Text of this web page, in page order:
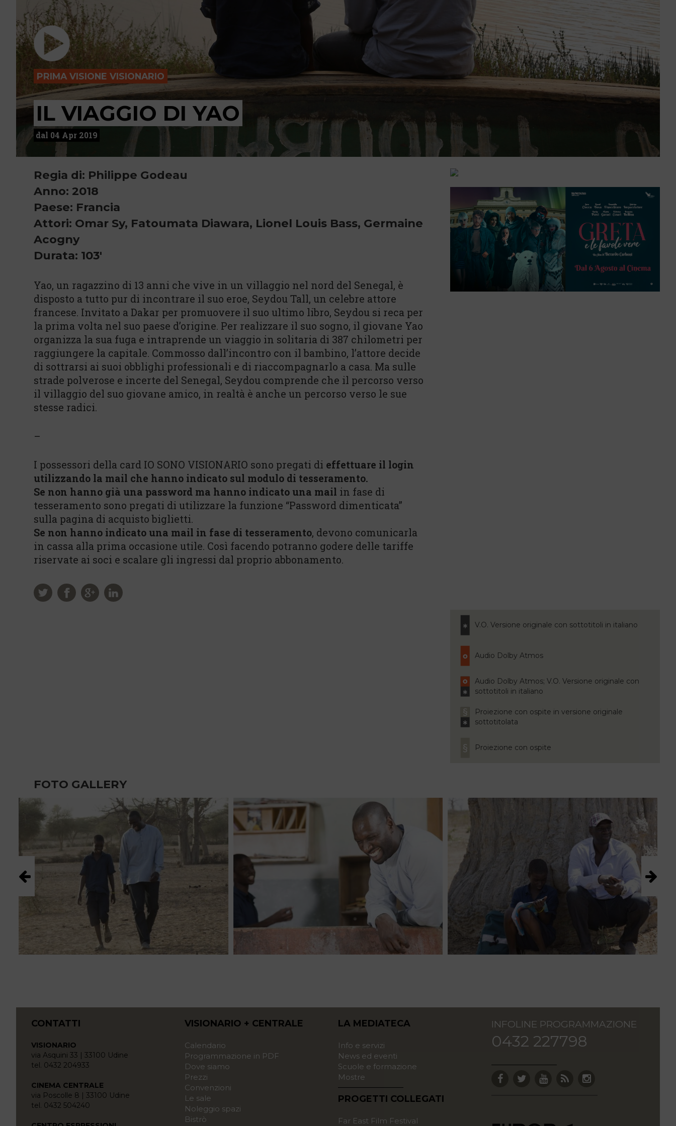
PRIMA VISIONE VISIONARIO
IL VIAGGIO DI YAO
dal 04 Apr 2019
Regia di: Philippe Godeau
Anno: 2018
Paese: Francia
Attori: Omar Sy, Fatoumata Diawara, Lionel Louis Bass, Germaine
Acogny
Durata: 103'
Yao, un ragazzino di 13 anni che vive in un villaggio nel nord del Senegal, è
disposto a tutto pur di incontrare il suo eroe, Seydou Tall, un celebre attore
francese. Invitato a Dakar per promuovere il suo ultimo libro, Seydou si reca per
la prima volta nel suo paese d’origine. Per realizzare il suo sogno, il giovane Yao
organizza la sua fuga e intraprende un viaggio in solitaria di 387 chilometri per
raggiungere la capitale. Commosso dall’incontro con il bambino, l’attore decide
di sottrarsi ai suoi obblighi professionali e di riaccompagnarlo a casa. Ma sulle
strade polverose e incerte del Senegal, Seydou comprende che il percorso verso
il villaggio del suo giovane amico, in realtà è anche un percorso verso le sue
stesse radici.
–
I possessori della card IO SONO VISIONARIO sono pregati di effettuare il login
utilizzando la mail che hanno indicato sul modulo di tesseramento.
Se non hanno già una password ma hanno indicato una mail in fase di
tesseramento sono pregati di utilizzare la funzione “Password dimenticata”
sulla pagina di acquisto biglietti.
Se non hanno indicato una mail in fase di tesseramento, devono comunicarla
in cassa alla prima occasione utile. Così facendo potranno godere delle tariffe
riservate ai soci e scalare gli ingressi dal proprio abbonamento.
V.O. Versione originale con sottotitoli in italiano
Audio Dolby Atmos
Audio Dolby Atmos; V.O. Versione originale con
sottotitoli in italiano
Proiezione con ospite in versione originale
sottotitolata
Proiezione con ospite
FOTO GALLERY
CONTATTI
VISIONARIO
via Asquini 33 | 33100 Udine
tel. 0432 204933
CINEMA CENTRALE
via Poscolle 8 | 33100 Udine
tel. 0432 504240
VISIONARIO + CENTRALE
Calendario
Programmazione in PDF
Dove siamo
Prezzi
Convenzioni
Le sale
Noleggio spazi
Bistrò
LA MEDIATECA
Info e servizi
News ed eventi
Scuole e formazione
Mostre
PROGETTI COLLEGATI
Far East Film Festival
INFOLINE PROGRAMMAZIONE
0432 227798